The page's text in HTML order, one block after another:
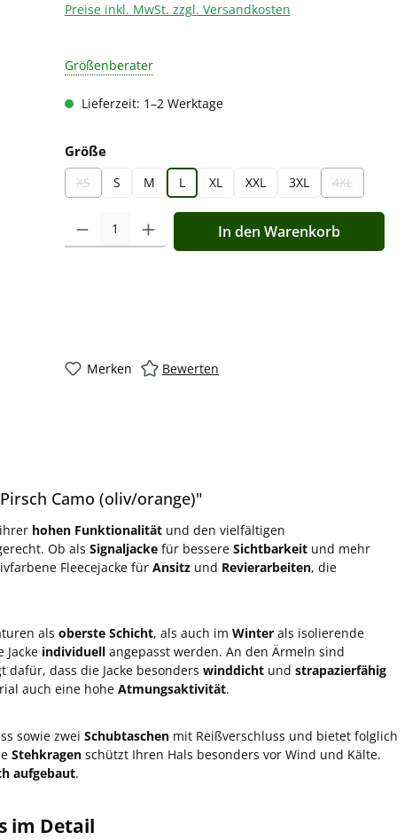
Preise inkl. MwSt. zzgl. Versandkosten
Größenberater
Lieferzeit: 1–2 Werktage
Größeauswählen
XS
(Diese Option ist zurzeit nicht verfügbar.)
S M L XL XXL 3XL 4XL
(Diese Option
Produkt Anzahl: Gib den gewünschten Wert ein oder
In den Warenkorb
Merken Bewerten
Camo (oliv/orange)"
hohen Funktionalität und den vielfältigen
Ob als Signaljacke für bessere Sichtbarkeit und mehr
Fleecejacke für Ansitz und Revierarbeiten, die
als oberste Schicht, als auch im Winter als isolierende
Jacke individuell angepasst werden. An den Ärmeln sind
dafür, dass die Jacke besonders winddicht und strapazierfähig
auch eine hohe Atmungsaktivität.
sowie zwei Schubtaschen mit Reißverschluss und bietet folglich
Stehkragen schützt Ihren Hals besonders vor Wind und Kälte.
aufgebaut.
im Detail